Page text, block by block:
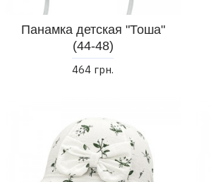
Панамка детская "Тоша"
(44-48)
464 грн.